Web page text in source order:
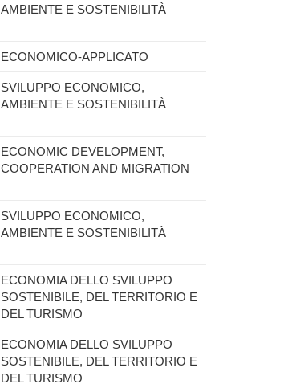
AMBIENTE E SOSTENIBILITÀ
ECONOMICO-APPLICATO
SVILUPPO ECONOMICO,
AMBIENTE E SOSTENIBILITÀ
ECONOMIC DEVELOPMENT,
COOPERATION AND MIGRATION
SVILUPPO ECONOMICO,
AMBIENTE E SOSTENIBILITÀ
ECONOMIA DELLO SVILUPPO
SOSTENIBILE, DEL TERRITORIO E
DEL TURISMO
ECONOMIA DELLO SVILUPPO
SOSTENIBILE, DEL TERRITORIO E
DEL TURISMO